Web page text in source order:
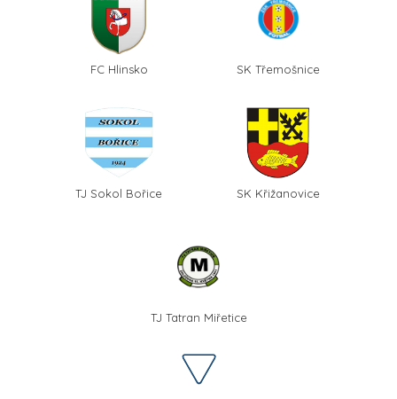
FC Hlinsko SK Třemošnice
TJ Sokol Bořice SK Křižanovice
TJ Tatran Miřetice